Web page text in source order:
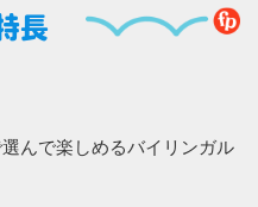
長
んで楽しめるバイリンガル